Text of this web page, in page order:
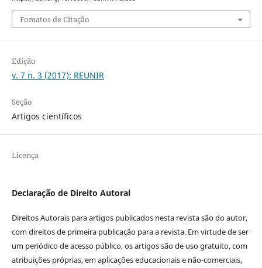
Fomatos de Citação
Edição
v. 7 n. 3 (2017): REUNIR
Seção
Artigos científicos
Licença
Declaração de Direito Autoral
Direitos Autorais para artigos publicados nesta revista são do autor,
com direitos de primeira publicação para a revista. Em virtude de ser
um periódico de acesso público, os artigos são de uso gratuito, com
atribuições próprias, em aplicações educacionais e não-comerciais,